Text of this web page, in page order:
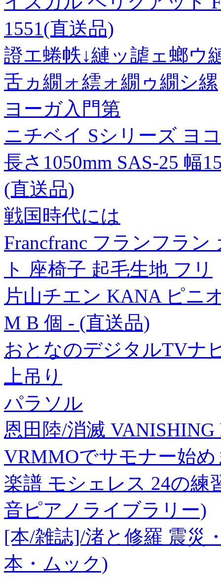
1551(直送品)
證エ蜷帙↓縺ッ謔ェ螂ウ
舌ヵ繝ォ繧ォ繝ゥ繝シ縲
ヨーガ入門第
ニチベイ Sシリーズ ヨ
長さ1050mm SAS-25 幅
(直送品)
戦国時代には
Francfranc フランフラ
ト 座椅子 起毛生地 フリ
片山チエン KANA ピニ
M B 個 - (直送品)
おとなのデジタルTVナ
上吊り
パラソル
恩田陸/消滅 VANISHING
VRMMOでサモナー始
楽譜 モシェレス 24の練
音ピアノライブラリー)
[本/雑誌]/渚と修羅 震災
本・ムック)